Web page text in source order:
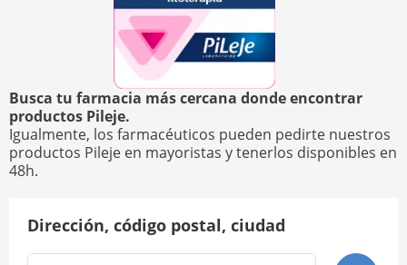
Busca tu farmacia más cercana donde encontrar
productos Pileje.
Igualmente, los farmacéuticos pueden pedirte nuestros
productos Pileje en mayoristas y tenerlos disponibles en
48h.
Dirección, código postal, ciudad